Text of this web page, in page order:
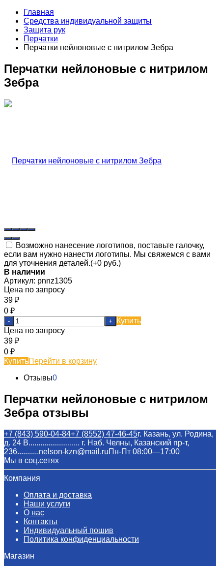
Главная
Средства индивидуальной защиты
Защита рук
Перчатки
Перчатки нейлоновые с нитрилом Зебра
Перчатки нейлоновые с нитрилом
Зебра
Возможно нанесение логотипов, поставьте галочку,
если вам нужно нанести логотипы. Мы свяжемся с вами
для уточнения деталей.(+0 руб.)
В наличии
Артикул: pnnz1305
Цена по запросу
39 ₽
0 ₽
- +
Купить
Цена по запросу
39 ₽
0 ₽
КупитьПерейти в корзину
Отзывы0
Перчатки нейлоновые с нитрилом
Зебра отзывы
+7 (843) 590-04-84+7 (8552) 47-46-45г. Казань, ул. Родина,
д. 24 В.......................... г. Наб. Челны, Казанский пр-т,
236...........nelson-kzn@mail.ruПн-Пт 08:00—17:00
Мы в соц.сетях
Компания
Оплата и доставка
Наши услуги​
О нас
Контакты
Индивидуальный пошив
Политика конфиденциальности
Магазин